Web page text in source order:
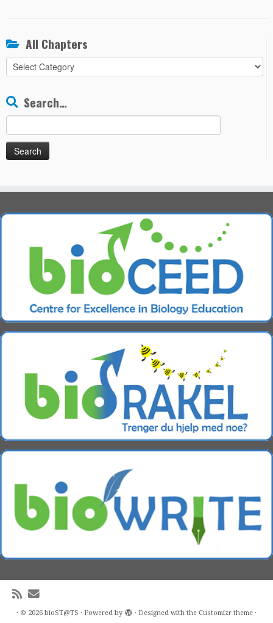
All Chapters
All
Chapters
Search…
for:
· © 2026 bioST@TS · Powered by · Designed with the Customizr theme ·